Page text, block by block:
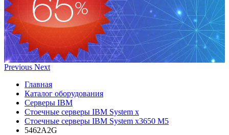
Previous Next
Главная
Каталог оборудования
Серверы IBM
Стоечные серверы IBM System x
Стоечные серверы IBM System x3650 M5
5462A2G